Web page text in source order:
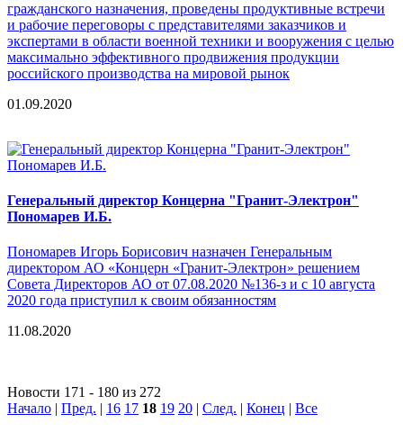
гражданского назначения, проведены продуктивные встречи
и рабочие переговоры с представителями заказчиков и
экспертами в области военной техники и вооружения с целью
максимально эффективного продвижения продукции
российского производства на мировой рынок
01.09.2020
Генеральный директор Концерна "Гранит-Электрон"
Пономарев И.Б.
Пономарев Игорь Борисович назначен Генеральным
директором АО «Концерн «Гранит-Электрон» решением
Совета Директоров АО от 07.08.2020 №136-з и с 10 августа
2020 года приступил к своим обязанностям
11.08.2020
Новости 171 - 180 из 272
Начало | Пред. | 16 17 18 19 20 | След. | Конец | Все